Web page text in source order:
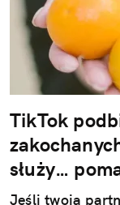
TikTok
służy…
Jeśli twoja